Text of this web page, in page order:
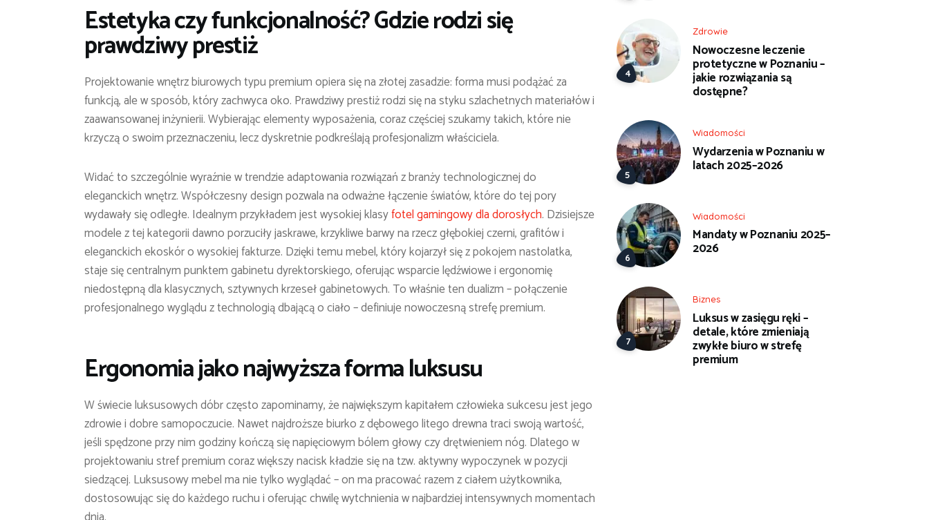
Estetyka czy funkcjonalność? Gdzie rodzi się
prawdziwy prestiż
Projektowanie wnętrz biurowych typu premium opiera się na złotej zasadzie: forma musi podążać za
funkcją, ale w sposób, który zachwyca oko. Prawdziwy prestiż rodzi się na styku szlachetnych materiałów i
zaawansowanej inżynierii. Wybierając elementy wyposażenia, coraz częściej szukamy takich, które nie
krzyczą o swoim przeznaczeniu, lecz dyskretnie podkreślają profesjonalizm właściciela.
Widać to szczególnie wyraźnie w trendzie adaptowania rozwiązań z branży technologicznej do
eleganckich wnętrz. Współczesny design pozwala na odważne łączenie światów, które do tej pory
wydawały się odległe. Idealnym przykładem jest wysokiej klasyfotel gamingowy dla dorosłych. Dzisiejsze
modele z tej kategorii dawno porzuciły jaskrawe, krzykliwe barwy na rzecz głębokiej czerni, grafitów i
eleganckich ekoskór o wysokiej fakturze. Dzięki temu mebel, który kojarzył się z pokojem nastolatka,
staje się centralnym punktem gabinetu dyrektorskiego, oferując wsparcie lędźwiowe i ergonomię
niedostępną dla klasycznych, sztywnych krzeseł gabinetowych. To właśnie ten dualizm – połączenie
profesjonalnego wyglądu z technologią dbającą o ciało – definiuje nowoczesną strefę premium.
Ergonomia jako najwyższa forma luksusu
W świecie luksusowych dóbr często zapominamy, że największym kapitałem człowieka sukcesu jest jego
zdrowie i dobre samopoczucie. Nawet najdroższe biurko z dębowego litego drewna traci swoją wartość,
jeśli spędzone przy nim godziny kończą się napięciowym bólem głowy czy drętwieniem nóg. Dlatego w
projektowaniu stref premium coraz większy nacisk kładzie się na tzw. aktywny wypoczynek w pozycji
siedzącej. Luksusowy mebel ma nie tylko wyglądać – on ma pracować razem z ciałem użytkownika,
dostosowując się do każdego ruchu i oferując chwilę wytchnienia w najbardziej intensywnych momentach
Zdrowie
Nowoczesne leczenie
protetyczne w Poznaniu –
jakie rozwiązania są
dostępne?
Wiadomości
Wydarzenia w Poznaniu w
latach 2025–2026
Wiadomości
Mandaty w Poznaniu 2025–
2026
Biznes
Luksus w zasięgu ręki –
detale, które zmieniają
zwykłe biuro w strefę
premium